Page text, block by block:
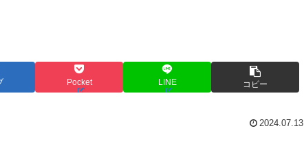
Pocket LINE コピー
2024.07.13